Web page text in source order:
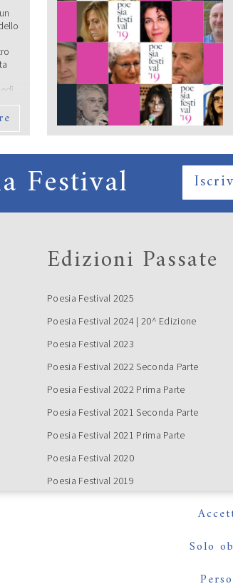
Festival
Edizioni Passate
Poesia Festival 2025
Poesia Festival 2024 | 20^ Edizione
Poesia Festival 2023
Poesia Festival 2022 Seconda Parte
Poesia Festival 2022 Prima Parte
Poesia Festival 2021 Seconda Parte
Poesia Festival 2021 Prima Parte
Poesia Festival 2020
Poesia Festival 2019
Solo